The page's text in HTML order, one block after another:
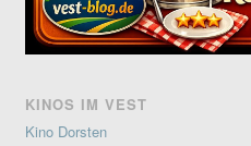
KINOS IM VEST
Kino Dorsten